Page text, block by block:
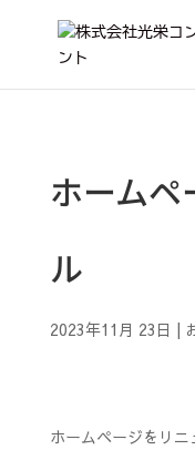
ホームペ
ル
2023年11月 23日 |
ホームページをリニ